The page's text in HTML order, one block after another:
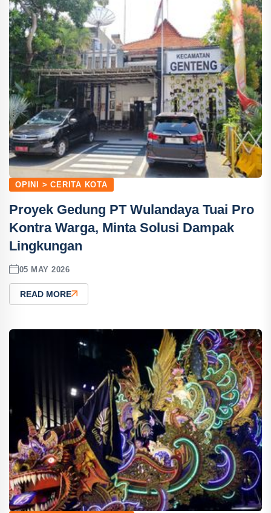
OPINI > CERITA KOTA
Proyek Gedung PT Wulandaya Tuai Pro
Kontra Warga, Minta Solusi Dampak
Lingkungan
05 MAY 2026
READ MORE